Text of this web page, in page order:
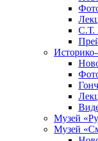
С.Т.
Музей
Музей